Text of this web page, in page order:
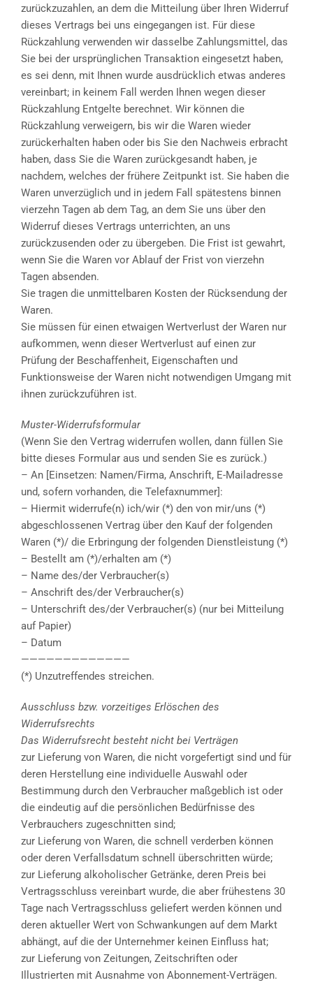
zurückzuzahlen, an dem die Mitteilung über Ihren Widerruf
dieses Vertrags bei uns eingegangen ist. Für diese
Rückzahlung verwenden wir dasselbe Zahlungsmittel, das
Sie bei der ursprünglichen Transaktion eingesetzt haben,
es sei denn, mit Ihnen wurde ausdrücklich etwas anderes
vereinbart; in keinem Fall werden Ihnen wegen dieser
Rückzahlung Entgelte berechnet. Wir können die
Rückzahlung verweigern, bis wir die Waren wieder
zurückerhalten haben oder bis Sie den Nachweis erbracht
haben, dass Sie die Waren zurückgesandt haben, je
nachdem, welches der frühere Zeitpunkt ist. Sie haben die
Waren unverzüglich und in jedem Fall spätestens binnen
vierzehn Tagen ab dem Tag, an dem Sie uns über den
Widerruf dieses Vertrags unterrichten, an uns
zurückzusenden oder zu übergeben. Die Frist ist gewahrt,
wenn Sie die Waren vor Ablauf der Frist von vierzehn
Tagen absenden.
Sie tragen die unmittelbaren Kosten der Rücksendung der
Waren.
Sie müssen für einen etwaigen Wertverlust der Waren nur
aufkommen, wenn dieser Wertverlust auf einen zur
Prüfung der Beschaffenheit, Eigenschaften und
Funktionsweise der Waren nicht notwendigen Umgang mit
ihnen zurückzuführen ist.
Muster-Widerrufsformular
(Wenn Sie den Vertrag widerrufen wollen, dann füllen Sie
bitte dieses Formular aus und senden Sie es zurück.)
– An [Einsetzen: Namen/Firma, Anschrift, E-Mailadresse
und, sofern vorhanden, die Telefaxnummer]:
– Hiermit widerrufe(n) ich/wir (*) den von mir/uns (*)
abgeschlossenen Vertrag über den Kauf der folgenden
Waren (*)/ die Erbringung der folgenden Dienstleistung (*)
– Bestellt am (*)/erhalten am (*)
– Name des/der Verbraucher(s)
– Anschrift des/der Verbraucher(s)
– Unterschrift des/der Verbraucher(s) (nur bei Mitteilung
auf Papier)
– Datum
—————————————
(*) Unzutreffendes streichen.
Ausschluss bzw. vorzeitiges Erlöschen des
Widerrufsrechts
Das Widerrufsrecht besteht nicht bei Verträgen
zur Lieferung von Waren, die nicht vorgefertigt sind und für
deren Herstellung eine individuelle Auswahl oder
Bestimmung durch den Verbraucher maßgeblich ist oder
die eindeutig auf die persönlichen Bedürfnisse des
Verbrauchers zugeschnitten sind;
zur Lieferung von Waren, die schnell verderben können
oder deren Verfallsdatum schnell überschritten würde;
zur Lieferung alkoholischer Getränke, deren Preis bei
Vertragsschluss vereinbart wurde, die aber frühestens 30
Tage nach Vertragsschluss geliefert werden können und
deren aktueller Wert von Schwankungen auf dem Markt
abhängt, auf die der Unternehmer keinen Einfluss hat;
zur Lieferung von Zeitungen, Zeitschriften oder
Illustrierten mit Ausnahme von Abonnement-Verträgen.